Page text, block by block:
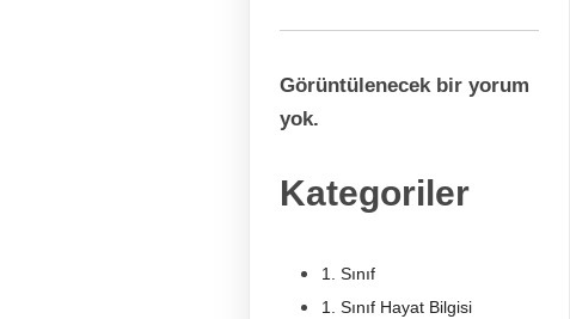
Görüntülenecek bir yorum
yok.
Kategoriler
1. Sınıf
1. Sınıf Hayat Bilgisi